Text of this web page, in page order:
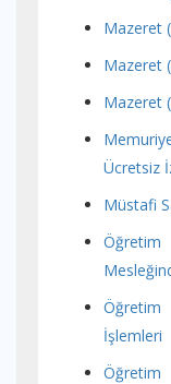
Mazeret
Mazeret
Mazeret
Ücretsiz
Müstafi
İşlemleri